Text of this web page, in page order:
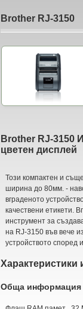
Brother RJ-3150
Brother RJ-3150
цветен дисплей
Този компактен и
ширина до 80мм. -
вграденото
качествени етикети.
инструмент за
на RJ-3150 във вече
устройството според
Обща информация